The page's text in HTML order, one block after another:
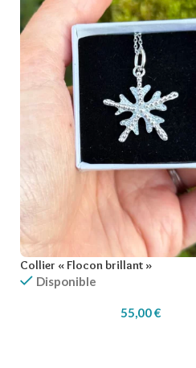
Collier « Flocon brillant »
Disponible
55,00€